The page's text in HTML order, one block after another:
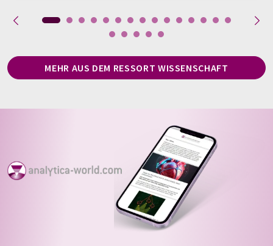
MEHR AUS DEM RESSORT WISSENSCHAFT